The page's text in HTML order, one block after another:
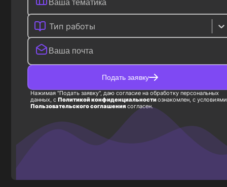
Тип работы
Подать заявку
Нажимая "Подать заявку", даю согласие на обработку персональных
данных, с Политикой конфиденциальностиознакомлен, с условиями
Пользовательского соглашения согласен.